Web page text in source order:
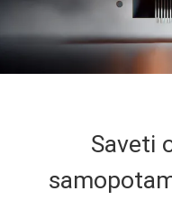
Saveti